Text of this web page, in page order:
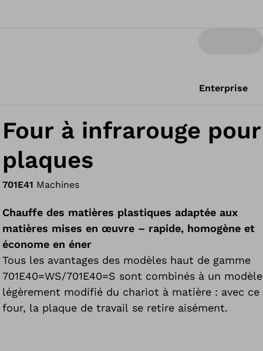
Enterprise
Four à infrarouge pour
plaques
701E41 Machines
Chauffe des matières plastiques adaptée aux
matières mises en œuvre – rapide, homogène et
économe en éner
Tous les avantages des modèles haut de gamme
701E40=WS/701E40=S sont combinés à un modèle
légèrement modifié du chariot à matière : avec ce
four, la plaque de travail se retire aisément.